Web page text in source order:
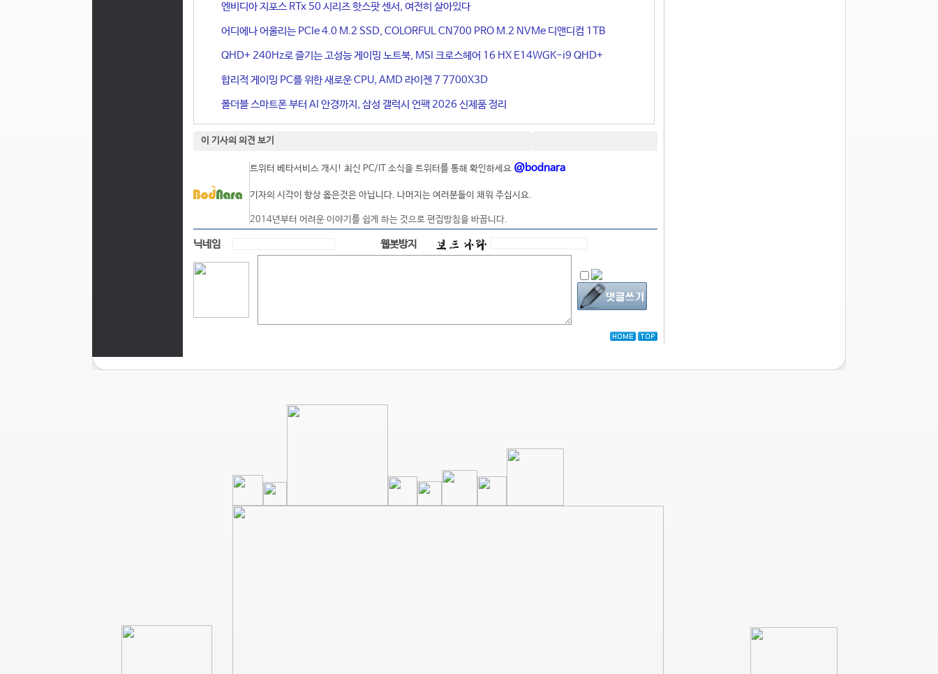
엔비디아 지포스 RTx 50 시리즈 핫스팟 센서, 여전히 살아있다
어디에나 어울리는 PCIe 4.0 M.2 SSD, COLORFUL CN700 PRO M.2 NVMe 디앤디컴 1TB
QHD+ 240Hz로 즐기는 고성능 게이밍 노트북, MSI 크로스헤어 16 HX E14WGK-i9 QHD+
합리적 게이밍 PC를 위한 새로운 CPU, AMD 라이젠 7 7700X3D
폴더블 스마트폰 부터 AI 안경까지, 삼성 갤럭시 언팩 2026 신제품 정리
이 기사의 의견 보기
트위터 베타서비스 개시! 최신 PC/IT 소식을 트위터를 통해 확인하세요 @bodnara
기자의 시각이 항상 옳은것은 아닙니다. 나머지는 여러분들이 채워 주십시요.
2014년부터 어려운 이야기를 쉽게 하는 것으로 편집방침을 바꿉니다.
닉네임 웹봇방지